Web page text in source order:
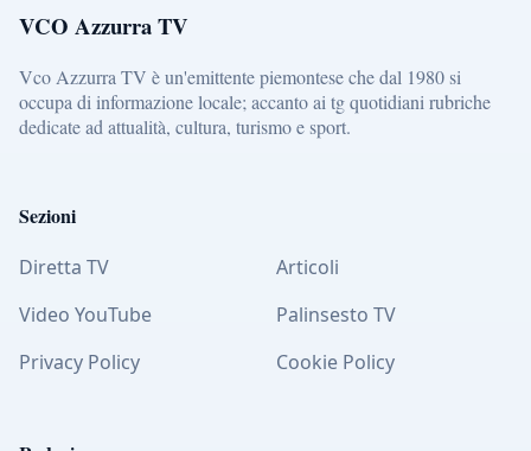
VCO Azzurra TV
Vco Azzurra TV è un'emittente piemontese che dal 1980 si
occupa di informazione locale; accanto ai tg quotidiani rubriche
dedicate ad attualità, cultura, turismo e sport.
Sezioni
Diretta TV
Articoli
Video YouTube
Palinsesto TV
Privacy Policy
Cookie Policy